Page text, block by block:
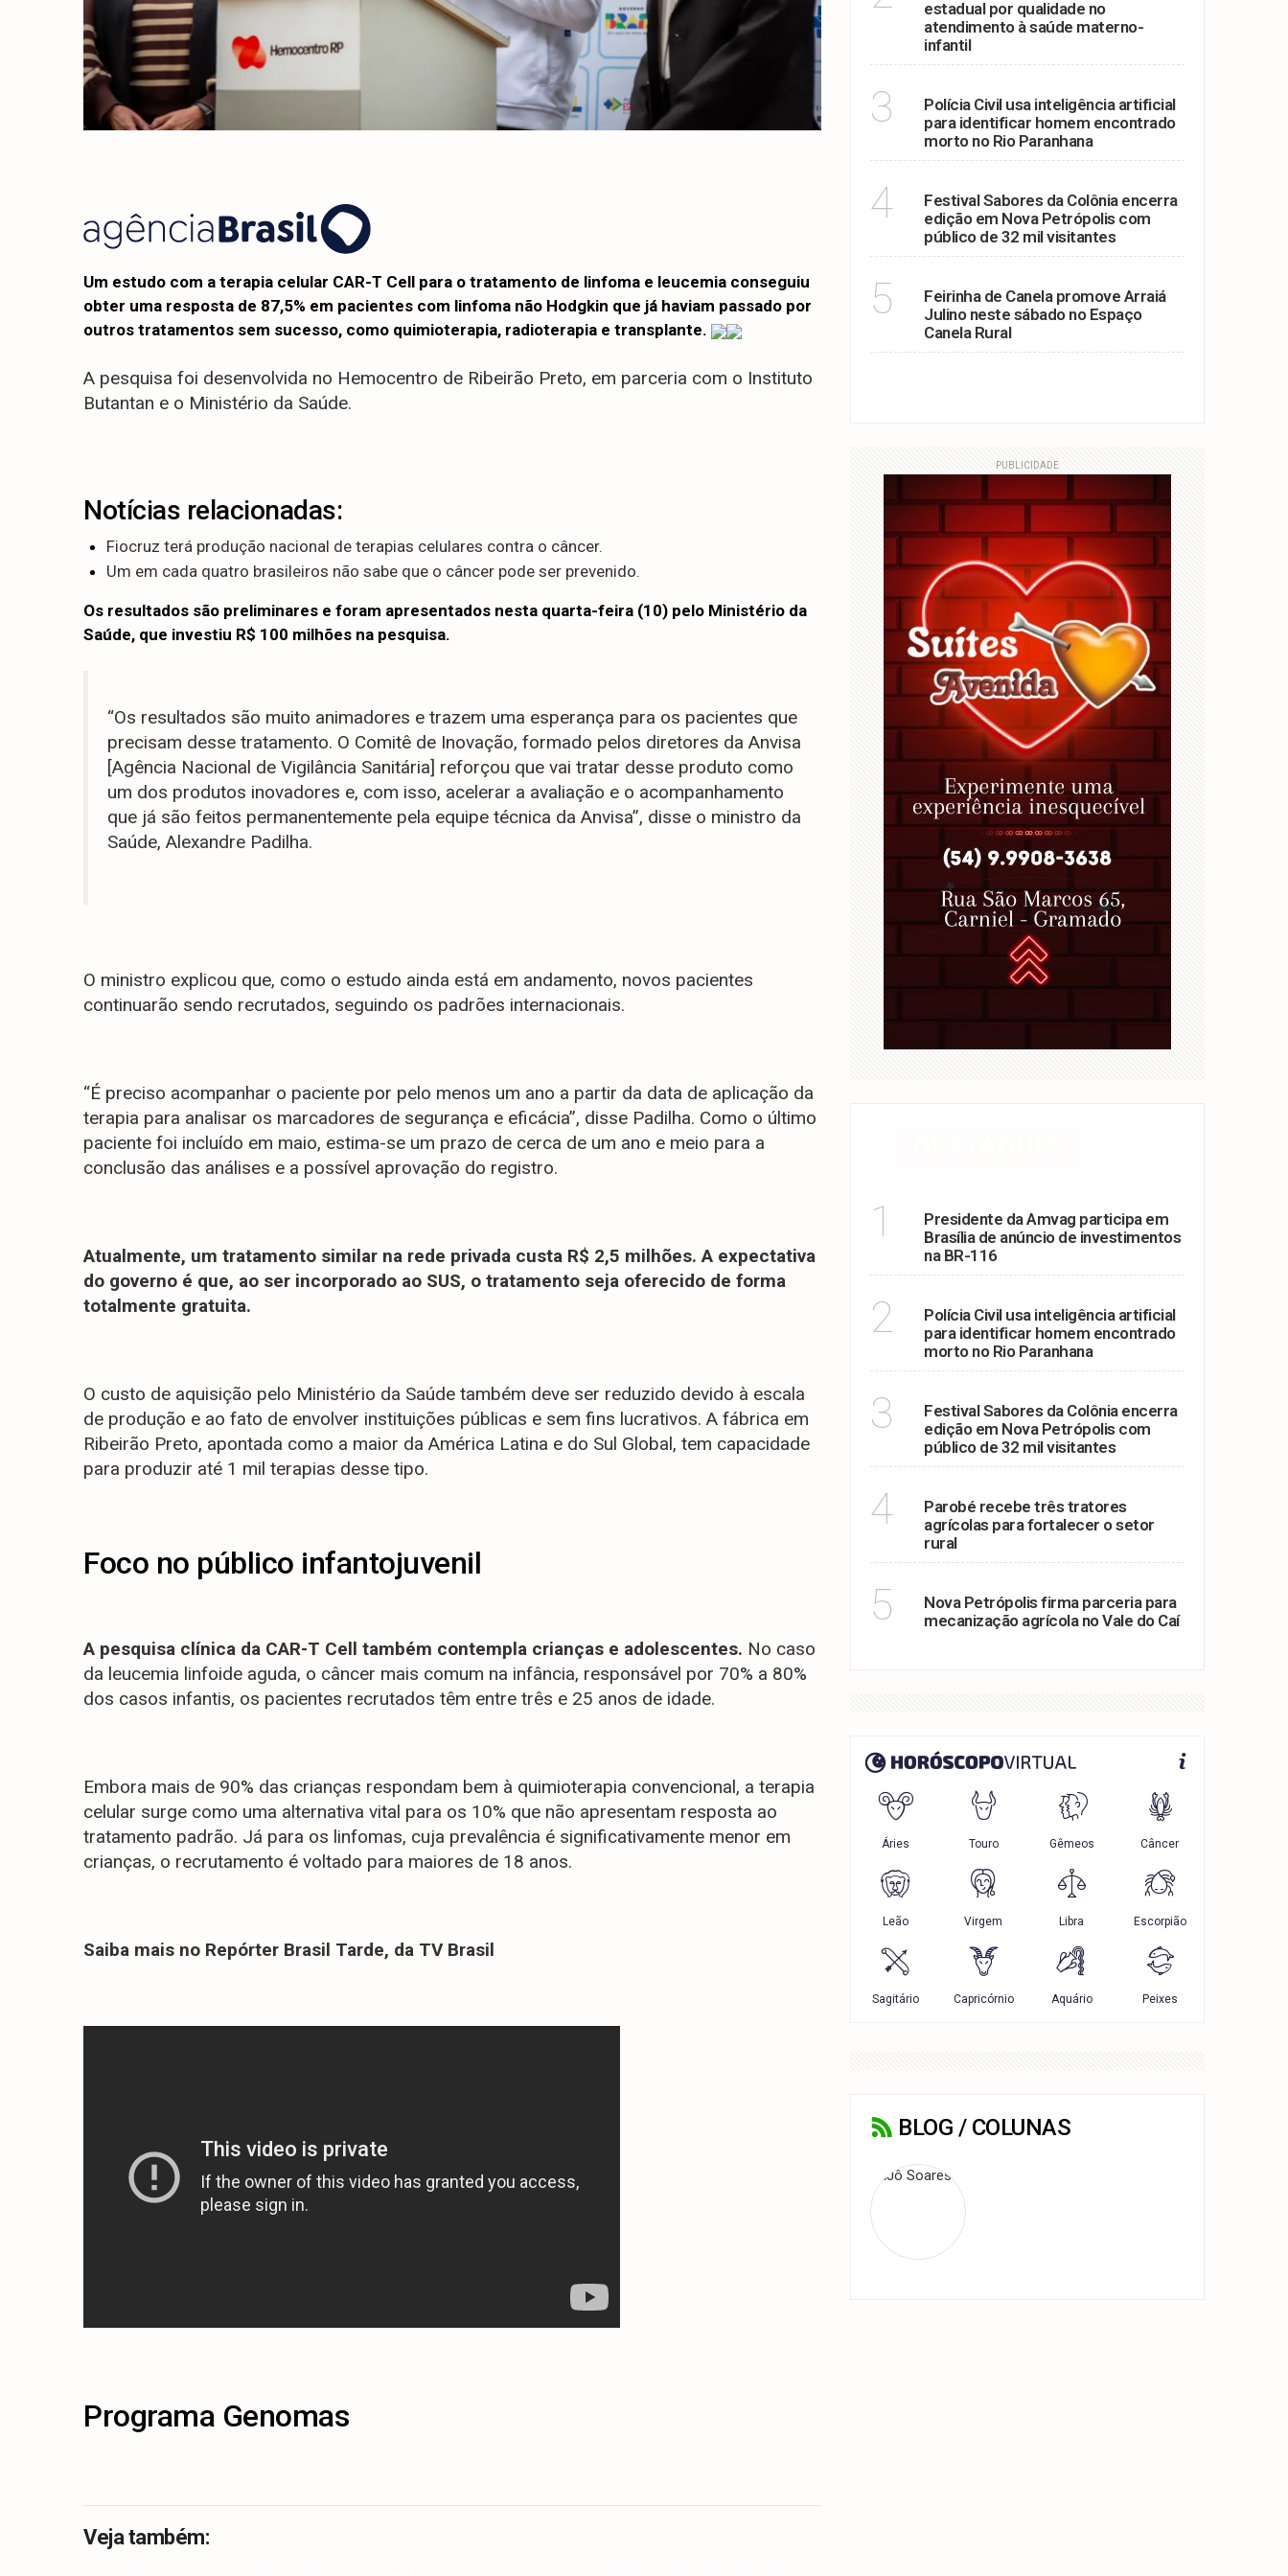
Um estudo com a terapia celular CAR-T Cell para o tratamento de linfoma e leucemia conseguiu
obter uma resposta de 87,5% em pacientes com linfoma não Hodgkin que já haviam passado por
outros tratamentos sem sucesso, como quimioterapia, radioterapia e transplante.
A pesquisa foi desenvolvida no Hemocentro de Ribeirão Preto, em parceria com o Instituto
Butantan e o Ministério da Saúde.
Notícias relacionadas:
Fiocruz terá produção nacional de terapias celulares contra o câncer.
Um em cada quatro brasileiros não sabe que o câncer pode ser prevenido.
Os resultados são preliminares e foram apresentados nesta quarta-feira (10) pelo Ministério da
Saúde, que investiu R$ 100 milhões na pesquisa.
“Os resultados são muito animadores e trazem uma esperança para os pacientes que
precisam desse tratamento. O Comitê de Inovação, formado pelos diretores da Anvisa
[Agência Nacional de Vigilância Sanitária] reforçou que vai tratar desse produto como
um dos produtos inovadores e, com isso, acelerar a avaliação e o acompanhamento
que já são feitos permanentemente pela equipe técnica da Anvisa”, disse o ministro da
Saúde, Alexandre Padilha.
O ministro explicou que, como o estudo ainda está em andamento, novos pacientes
continuarão sendo recrutados, seguindo os padrões internacionais.
“É preciso acompanhar o paciente por pelo menos um ano a partir da data de aplicação da
terapia para analisar os marcadores de segurança e eficácia”, disse Padilha. Como o último
paciente foi incluído em maio, estima-se um prazo de cerca de um ano e meio para a
conclusão das análises e a possível aprovação do registro.
Atualmente, um tratamento similar na rede privada custa R$ 2,5 milhões. A expectativa
do governo é que, ao ser incorporado ao SUS, o tratamento seja oferecido de forma
totalmente gratuita.
O custo de aquisição pelo Ministério da Saúde também deve ser reduzido devido à escala
de produção e ao fato de envolver instituições públicas e sem fins lucrativos. A fábrica em
Ribeirão Preto, apontada como a maior da América Latina e do Sul Global, tem capacidade
para produzir até 1 mil terapias desse tipo.
Foco no público infantojuvenil
A pesquisa clínica da CAR-T Cell também contempla crianças e adolescentes. No caso
da leucemia linfoide aguda, o câncer mais comum na infância, responsável por 70% a 80%
dos casos infantis, os pacientes recrutados têm entre três e 25 anos de idade.
Embora mais de 90% das crianças respondam bem à quimioterapia convencional, a terapia
celular surge como uma alternativa vital para os 10% que não apresentam resposta ao
tratamento padrão. Já para os linfomas, cuja prevalência é significativamente menor em
crianças, o recrutamento é voltado para maiores de 18 anos.
Saiba mais no Repórter Brasil Tarde, da TV Brasil
Programa Genomas
Veja também:
estadual por qualidade no
atendimento à saúde materno-
infantil
3
Polícia Civil usa inteligência artificial
para identificar homem encontrado
morto no Rio Paranhana
4
Festival Sabores da Colônia encerra
edição em Nova Petrópolis com
público de 32 mil visitantes
5
Feirinha de Canela promove Arraiá
Julino neste sábado no Espaço
Canela Rural
PUBLICIDADE
1
Presidente da Amvag participa em
Brasília de anúncio de investimentos
na BR-116
2
Polícia Civil usa inteligência artificial
para identificar homem encontrado
morto no Rio Paranhana
3
Festival Sabores da Colônia encerra
edição em Nova Petrópolis com
público de 32 mil visitantes
4
Parobé recebe três tratores
agrícolas para fortalecer o setor
rural
5
Nova Petrópolis firma parceria para
mecanização agrícola no Vale do Caí
BLOG / COLUNAS